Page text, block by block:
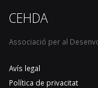
CEHDA
Associació per al
Avís legal
Política de privacitat